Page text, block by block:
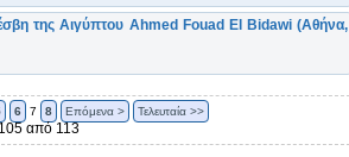
της Αιγύπτου Ahmed Fouad El Bidawi (Αθήνα,
6 7 8 Επόμενα > Τελευταία >>
από 113